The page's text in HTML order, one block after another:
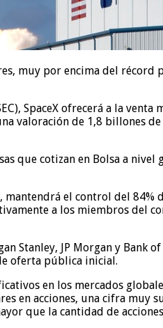
muy por encima del
SpaceX ofrecerá a la
valoración de 1,8 billones
que cotizan en Bolsa a
el control del 84%
a los miembros del
Stanley, JP Morgan y Bank
oferta pública inicial.
en los mercados
en acciones, una cifra muy
que la cantidad de